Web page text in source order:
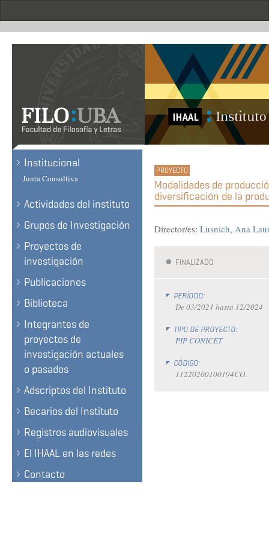
.
Institucional
Junta Consultiva
Actividades del instituto
Grupos de Investigación
Proyectos de
investigación
Publicaciones
Biblioteca
Integrantes de
proyectos de
investigación actuales
o pasados
Adscriptos del Instituto
Becarios del Instituto
Registros audiovisuales
El IHAAL en las redes
Contacto
Modalidades de
diversificación de la
Director/es: Lusnich, Ana
FINALIZADO
PERÍODO:
De 03/2021 hasta 12/2024
TIPO DE PROYECTO:
PIP CONICET
CÓDIGO:
11220200100194CO.